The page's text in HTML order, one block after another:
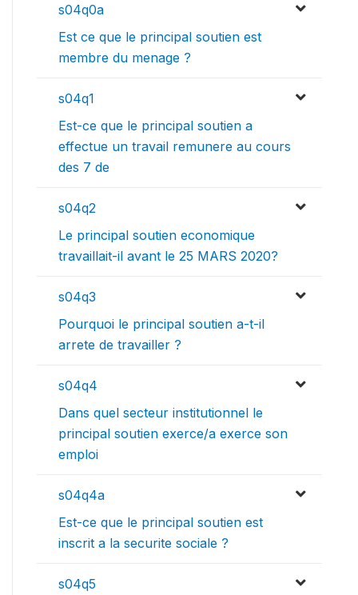
s04q0a
Est ce que le principal soutien est
membre du menage ?
s04q1
Est-ce que le principal soutien a
effectue un travail remunere au cours
des 7 de
s04q2
Le principal soutien economique
travaillait-il avant le 25 MARS 2020?
s04q3
Pourquoi le principal soutien a-t-il
arrete de travailler ?
s04q4
Dans quel secteur institutionnel le
principal soutien exerce/a exerce son
emploi
s04q4a
Est-ce que le principal soutien est
inscrit a la securite sociale ?
s04q5